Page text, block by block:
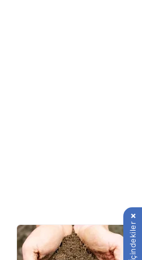
İçindekiler